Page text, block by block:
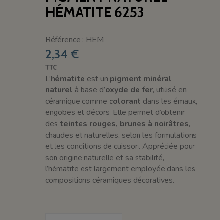
HÉMATITE 6253
Référence : HEM
2,34 €
TTC
L’hématite est un pigment minéral
naturel à base d’oxyde de fer, utilisé en
céramique comme colorant dans les émaux,
engobes et décors. Elle permet d’obtenir
desteintes rouges, brunes à noirâtres,
chaudes et naturelles, selon les formulations
et les conditions de cuisson. Appréciée pour
son origine naturelle et sa stabilité,
l’hématite est largement employée dans les
compositions céramiques décoratives.